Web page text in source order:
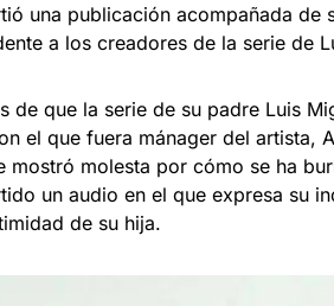
una publicación acompañada de
a los creadores de la serie de
de que la serie de su padre Luis
el que fuera mánager del artista,
mostró molesta por cómo se ha
un audio en el que expresa su
de su hija.